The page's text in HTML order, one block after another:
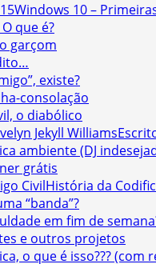
Windows 10 –
que é?
garçom
existe?
consolação
o diabólico
ambiente (DJ
grátis
História da
“banda”?
em fim de
e outros projetos
o que é isso??? (com